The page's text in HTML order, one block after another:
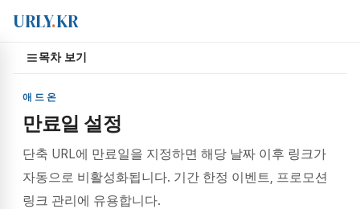
URLY.KR
목차 보기
애드온
만료일 설정
단축 URL에 만료일을 지정하면 해당 날짜 이후 링크가
자동으로 비활성화됩니다. 기간 한정 이벤트, 프로모션
링크 관리에 유용합니다.